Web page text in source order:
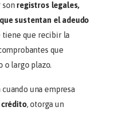
son registros legales,
sustentan el adeudo
tiene que recibir la
que
o largo plazo.
una empresa
crédito, otorga un